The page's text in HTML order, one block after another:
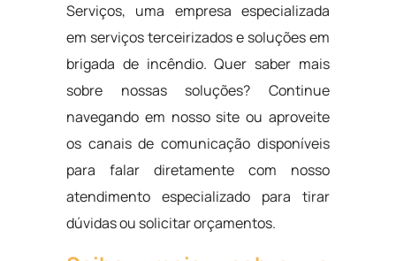
Serviços, uma empresa especializada
em serviços terceirizados e soluções em
brigada de incêndio. Quer saber mais
sobre nossas soluções? Continue
navegando em nosso site ou aproveite
os canais de comunicação disponíveis
para falar diretamente com nosso
atendimento especializado para tirar
dúvidas ou solicitar orçamentos.